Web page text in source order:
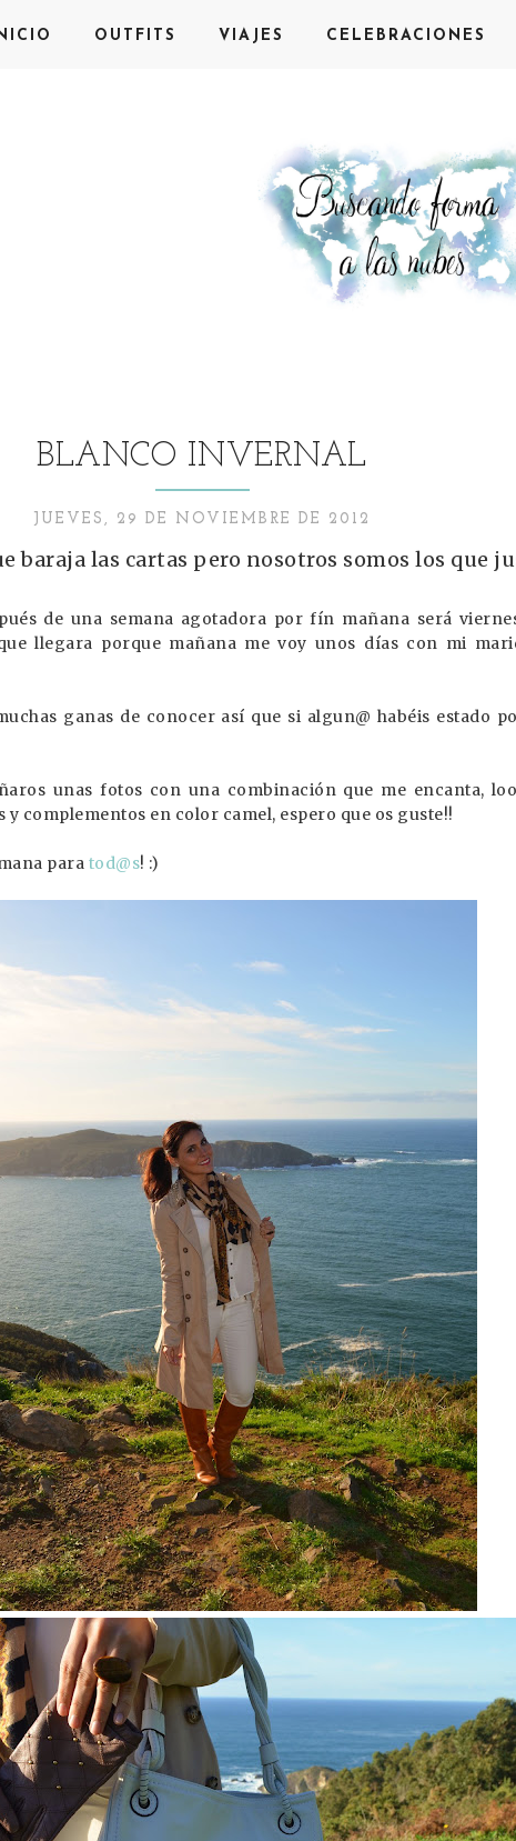
OUTFITS VIAJES CELEBRACIONES
BLANCO INVERNAL
JUEVES, 29 DE NOVIEMBRE DE 2012
baraja las cartas pero nosotros somos los que
de una semana agotadora por fín mañana será
llegara porque mañana me voy unos días con mi
ganas de conocer así que si algun@ habéis estado
unas fotos con una combinación que me encanta,
complementos en color camel, espero que os guste!!
para tod@s! :)